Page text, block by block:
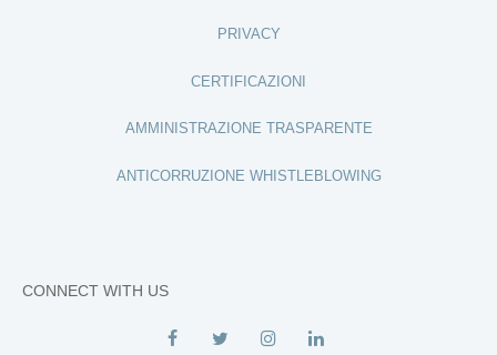
PRIVACY
CERTIFICAZIONI
AMMINISTRAZIONE TRASPARENTE
ANTICORRUZIONE WHISTLEBLOWING
CONNECT WITH US